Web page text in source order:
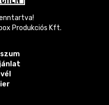
Produkciós Kft.